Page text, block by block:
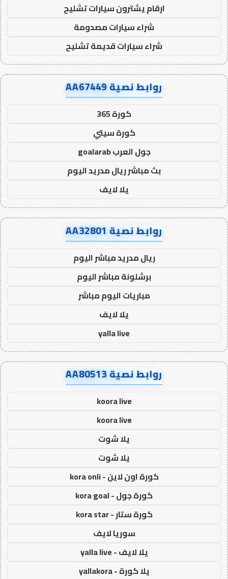
ارقام يشترون سيارات تشليح
شراء سيارات مصدومة
شراء سيارات قديمة تشليح
روابط نصية AA67449
كورة 365
كورة سيتي
جول العرب goalarab
بث مباشر ريال مدريد اليوم
يلا لايف
روابط نصية AA32801
ريال مدريد مباشر اليوم
برشلونة مباشر اليوم
مباريات اليوم مباشر
يلا لايف
yalla live
روابط نصية AA80513
koora live
koora live
يلا شوت
يلا شوت
كورة اون لاين - kora onli
كورة جول - kora goal
كورة ستار - kora star
سوريا لايف
يلا لايف - yalla live
يلا كورة - yallakora